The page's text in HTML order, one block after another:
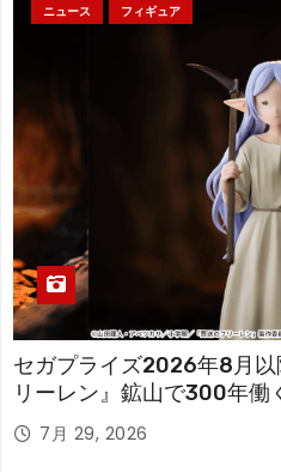
ニュース フィギュア
セガプライズ2026年8月
リーレン』鉱山で300年働
「フリーレン」を立体化！
7月 29, 2026